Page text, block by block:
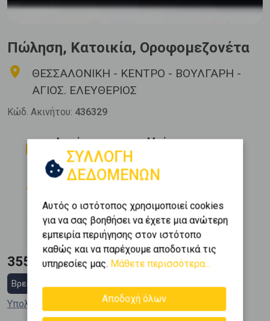
Πώληση, Κατοικία, Οροφομεζονέτα
ΘΕΣΣΑΛΟΝΙΚΗ - ΚΕΝΤΡΟ - ΒΟΥΛΓΑΡΗ -
ΑΓΙΟΣ. ΕΛΕΥΘΕΡΙΟΣ
Κώδ. Ακινήτου: 436329
Δωμάτια
Μπάνια
Όροφος
Εμβαδόν
Κατασκευή
2024
355.000 €
Βρες στεγαστικό δάνειο
Υπολόγισε τη δόση μου
ΣΥΛΛΟΓΗ
ΔΕΔΟΜΕΝΩΝ
Αυτός ο ιστότοπος χρησιμοποιεί cookies
για να σας βοηθήσει να έχετε μια ανώτερη
εμπειρία περιήγησης στον ιστότοπο
καθώς και να παρέχουμε αποδοτικά τις
υπηρεσίες μας. Μάθετε περισσότερα...
Αποδοχή όλων